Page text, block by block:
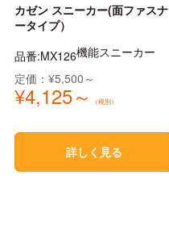
カゼン スニーカー(面ファスナ
ータイプ）
品番:MX126機能スニーカー
定価：¥5,500～
¥4,125～ （税別）
詳しく見る